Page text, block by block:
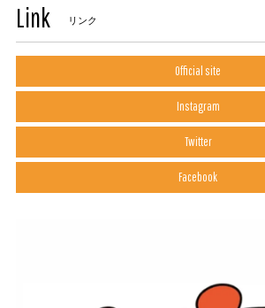
Link リンク
Official site
Instagram
Twitter
Facebook